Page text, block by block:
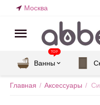
Москва
Ванны
TOP
Главная / Аксессуары /